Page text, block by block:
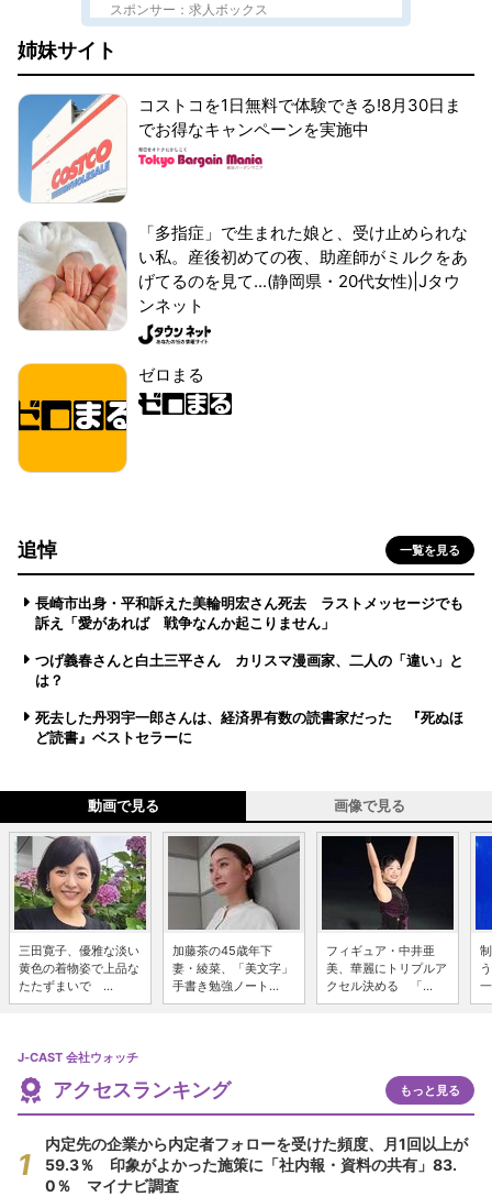
スポンサー：求人ボックス
姉妹サイト
コストコを1日無料で体験できる!8月30日ま
でお得なキャンペーンを実施中
「多指症」で生まれた娘と、受け止められな
い私。産後初めての夜、助産師がミルクをあ
げてるのを見て...(静岡県・20代女性)|Jタウ
ンネット
ゼロまる
追悼 一覧を見る
長崎市出身・平和訴えた美輪明宏さん死去 ラストメッセージでも
訴え「愛があれば 戦争なんか起こりません」
つげ義春さんと白土三平さん カリスマ漫画家、二人の「違い」と
は？
死去した丹羽宇一郎さんは、経済界有数の読書家だった 『死ぬほ
ど読書』ベストセラーに
動画で見る 画像で見る
三田寛子、優雅な淡い
黄色の着物姿で上品な
たたずまいで ...
加藤茶の45歳年下
妻・綾菜、「美文字」
手書き勉強ノート...
フィギュア・中井亜
美、華麗にトリプルア
クセル決める 「...
J-CAST 会社ウォッチ
アクセスランキング もっと見る
内定先の企業から内定者フォローを受けた頻度、月1回以上が
59.3％ 印象がよかった施策に「社内報・資料の共有」83.
0％ マイナビ調査